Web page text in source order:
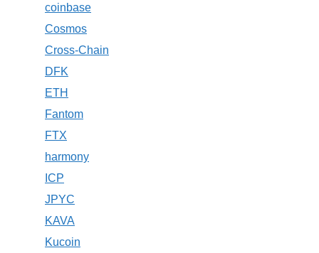
coinbase
Cosmos
Cross-Chain
DFK
ETH
Fantom
FTX
harmony
ICP
JPYC
KAVA
Kucoin